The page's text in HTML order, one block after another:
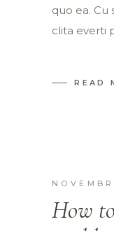
quo ea. Cu
clita everti
READ
How